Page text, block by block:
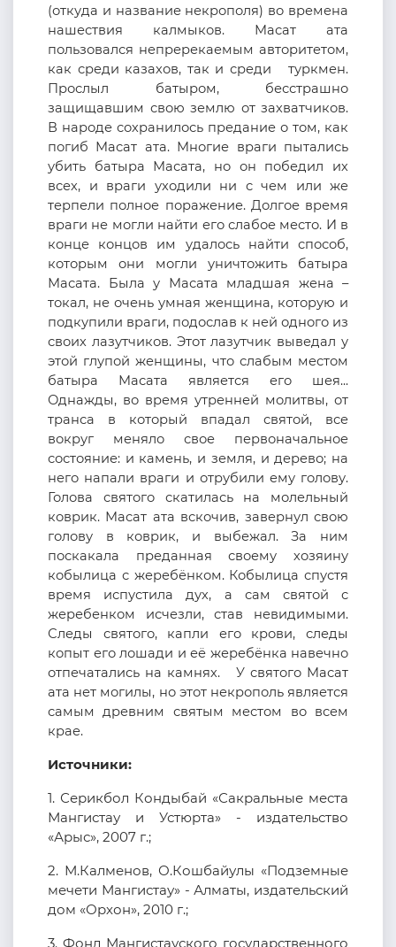
(откуда и название некрополя) во времена
нашествия калмыков. Масат ата
пользовался непререкаемым авторитетом,
как среди казахов, так и среди туркмен.
Прослыл батыром, бесстрашно
защищавшим свою землю от захватчиков.
В народе сохранилось предание о том, как
погиб Масат ата. Многие враги пытались
убить батыра Масата, но он победил их
всех, и враги уходили ни с чем или же
терпели полное поражение. Долгое время
враги не могли найти его слабое место. И в
конце концов им удалось найти способ,
которым они могли уничтожить батыра
Масата. Была у Масата младшая жена –
токал, не очень умная женщина, которую и
подкупили враги, подослав к ней одного из
своих лазутчиков. Этот лазутчик выведал у
этой глупой женщины, что слабым местом
батыра Масата является его шея...
Однажды, во время утренней молитвы, от
транса в который впадал святой, все
вокруг меняло свое первоначальное
состояние: и камень, и земля, и дерево; на
него напали враги и отрубили ему голову.
Голова святого скатилась на молельный
коврик. Масат ата вскочив, завернул свою
голову в коврик, и выбежал. За ним
поскакала преданная своему хозяину
кобылица с жеребёнком. Кобылица спустя
время испустила дух, а сам святой с
жеребенком исчезли, став невидимыми.
Следы святого, капли его крови, следы
копыт его лошади и её жеребёнка навечно
отпечатались на камнях. У святого Масат
ата нет могилы, но этот некрополь является
самым древним святым местом во всем
крае.
Источники:
1. Серикбол Кондыбай «Сакральные места
Мангистау и Устюрта» - издательство
«Арыс», 2007 г.;
2. М.Калменов, О.Кошбайулы «Подземные
мечети Мангистау» - Алматы, издательский
дом «Орхон», 2010 г.;
3. Фонд Мангистауского государственного